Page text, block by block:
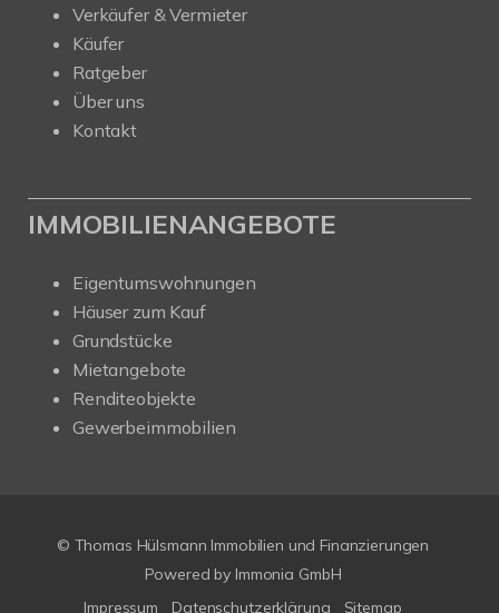
Verkäufer & Vermieter
Käufer
Ratgeber
Über uns
Kontakt
IMMOBILIENANGEBOTE
Eigentumswohnungen
Häuser zum Kauf
Grundstücke
Mietangebote
Renditeobjekte
Gewerbeimmobilien
© Thomas Hülsmann Immobilien und Finanzierungen
Powered by Immonia GmbH
Impressum
Datenschutzerklärung Sitemap